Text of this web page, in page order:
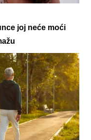
joj neće moći